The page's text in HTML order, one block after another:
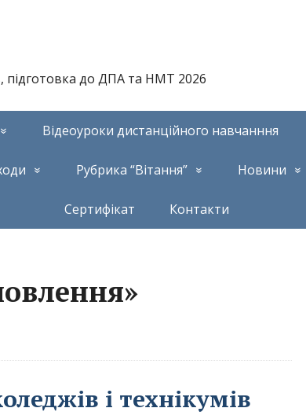
підготовка до ДПА та НМТ 2026
Відеоуроки дистанційного навчанння
Рубрика “Вітання” Новини
Сертифікат Контакти
і технікумів